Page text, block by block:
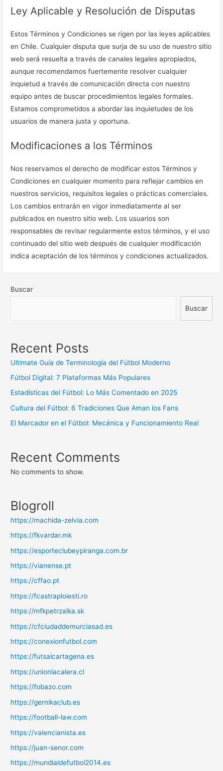
Ley Aplicable y Resolución de Disputas
Estos Términos y Condiciones se rigen por las leyes aplicables
en Chile. Cualquier disputa que surja de su uso de nuestro sitio
web será resuelta a través de canales legales apropiados,
aunque recomendamos fuertemente resolver cualquier
inquietud a través de comunicación directa con nuestro
equipo antes de buscar procedimientos legales formales.
Estamos comprometidos a abordar las inquietudes de los
usuarios de manera justa y oportuna.
Modificaciones a los Términos
Nos reservamos el derecho de modificar estos Términos y
Condiciones en cualquier momento para reflejar cambios en
nuestros servicios, requisitos legales o prácticas comerciales.
Los cambios entrarán en vigor inmediatamente al ser
publicados en nuestro sitio web. Los usuarios son
responsables de revisar regularmente estos términos, y el uso
continuado del sitio web después de cualquier modificación
indica aceptación de los términos y condiciones actualizados.
Buscar
Buscar
Recent Posts
Ultimate Guía de Terminología del Fútbol Moderno
Fútbol Digital: 7 Plataformas Más Populares
Estadísticas del Fútbol: Lo Más Comentado en 2025
Cultura del Fútbol: 6 Tradiciones Que Aman los Fans
El Marcador en el Fútbol: Mecánica y Funcionamiento Real
Recent Comments
No comments to show.
Blogroll
https://machida-zelvia.com
https://fkvardar.mk
https://esporteclubeypiranga.com.br
https://vianense.pt
https://cffao.pt
https://fcastraploiesti.ro
https://mfkpetrzalka.sk
https://cfciudaddemurciasad.es
https://conexionfutbol.com
https://futsalcartagena.es
https://unionlacalera.cl
https://fobazo.com
https://gernikaclub.es
https://football-law.com
https://valencianista.es
https://juan-senor.com
https://mundialdefutbol2014.es